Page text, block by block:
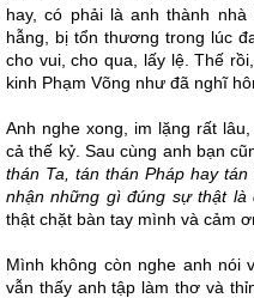
hay, có phải là anh thành
hẫng, bị tổn thương trong lúc
cho vui, cho qua, lấy lệ. Thế
kinh Phạm Võng như đã nghĩ
Anh nghe xong, im lặng rất
cả thế kỷ. Sau cùng anh bạn
thán Ta, tán thán Pháp hay
nhận những gì đúng sự thật là
thật chặt bàn tay mình và cảm
Mình không còn nghe anh nói
vẫn thấy anh tập làm thơ và